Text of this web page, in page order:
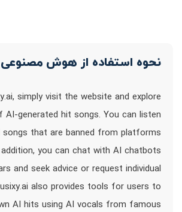
نحوه استفاده از هوش مصنوعی musixy.ai
simply visit the website and explore
generated hit songs. You can listen
songs that are banned from platforms
you can chat with AI chatbots
and seek advice or request individual
also provides tools for users to
AI hits using AI vocals from famous